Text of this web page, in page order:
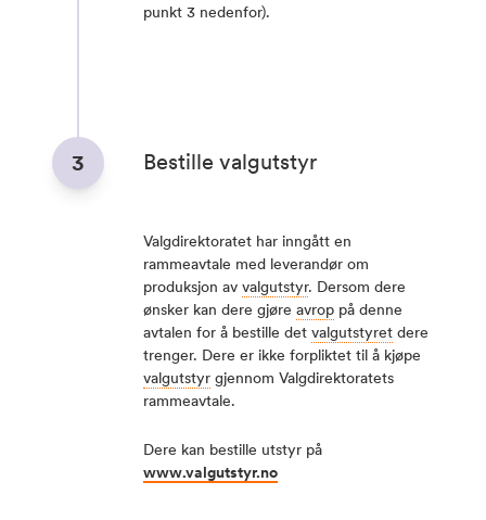
punkt 3 nedenfor).
3 Bestille valgutstyr
Valgdirektoratet har inngått en
rammeavtale med leverandør om
produksjon av valgutstyr. Dersom dere
ønsker kan dere gjøre avrop på denne
avtalen for å bestille det valgutstyret dere
trenger. Dere er ikke forpliktet til å kjøpe
valgutstyr gjennom Valgdirektoratets
rammeavtale.
Dere kan bestille utstyr på
www.valgutstyr.no